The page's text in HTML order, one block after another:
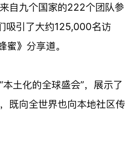
自九个国家的222个团队参
吸引了大约125,000名访
蜜》分享道。
土化的全球盛会”，展示了
既向全世界也向本地社区传